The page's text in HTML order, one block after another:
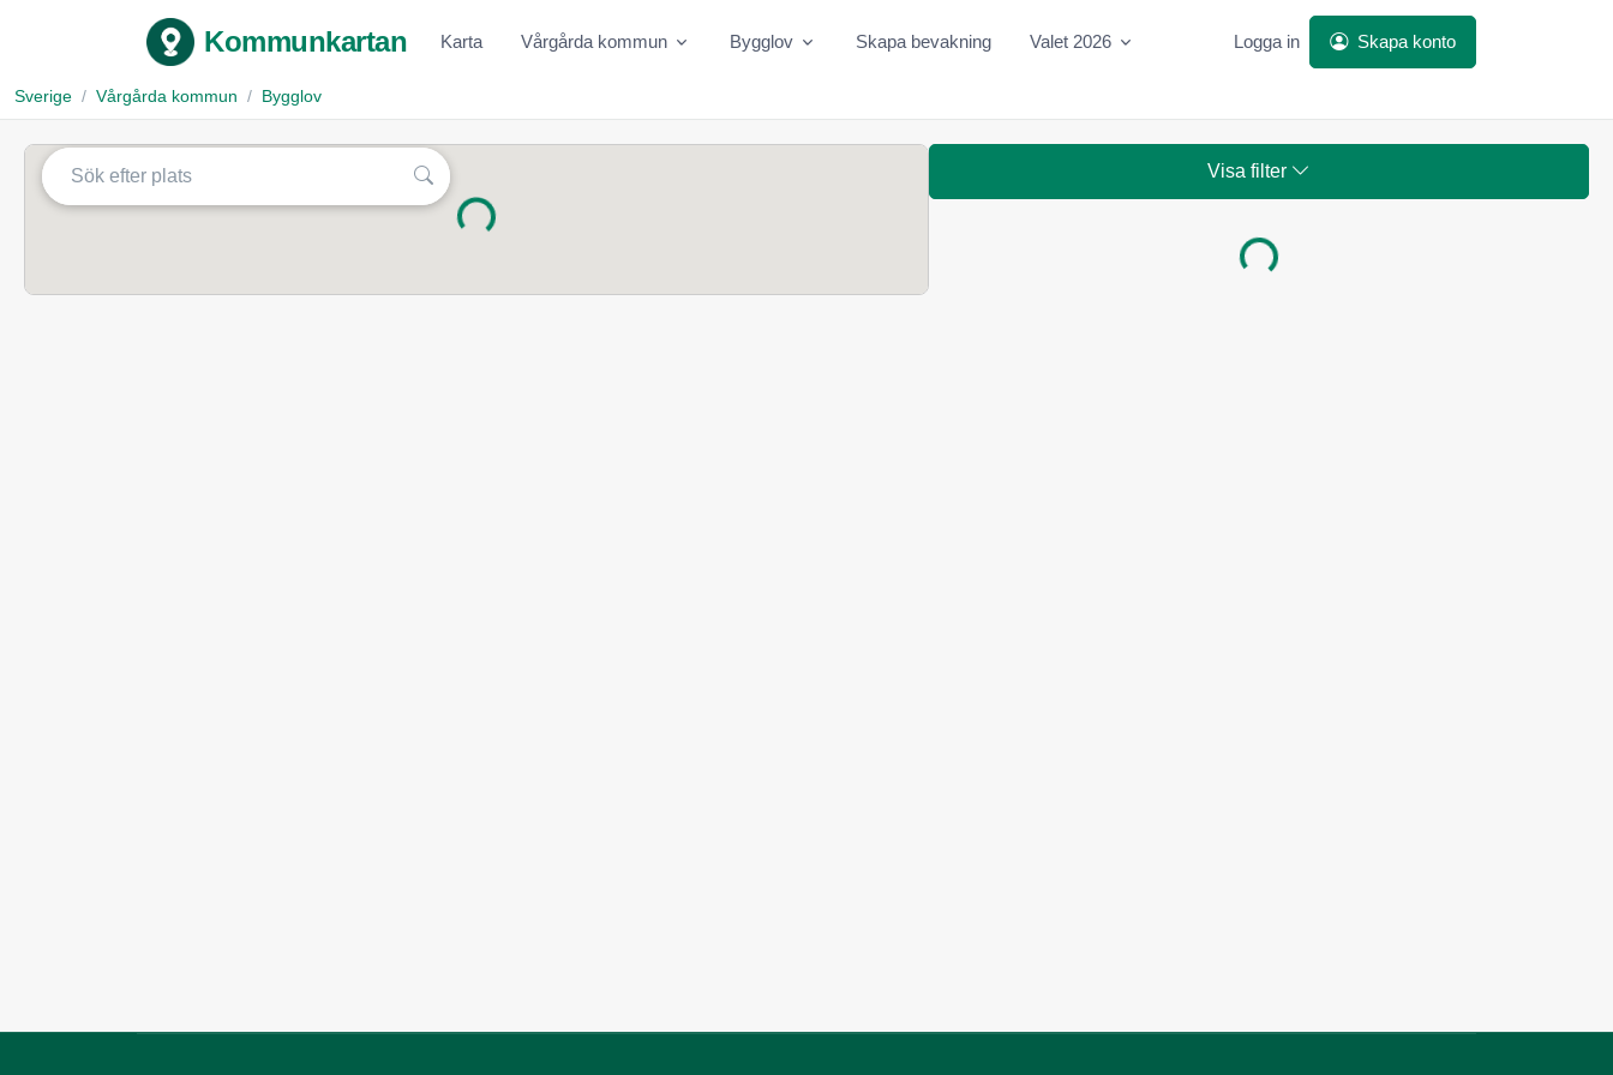
Kommunkartan Karta Vårgårda kommun Bygglov Skapa bevakning Valet 2026 Logga in Skapa konto
Sverige Vårgårda kommun Bygglov
Laddar...
Visa filter
Laddar...